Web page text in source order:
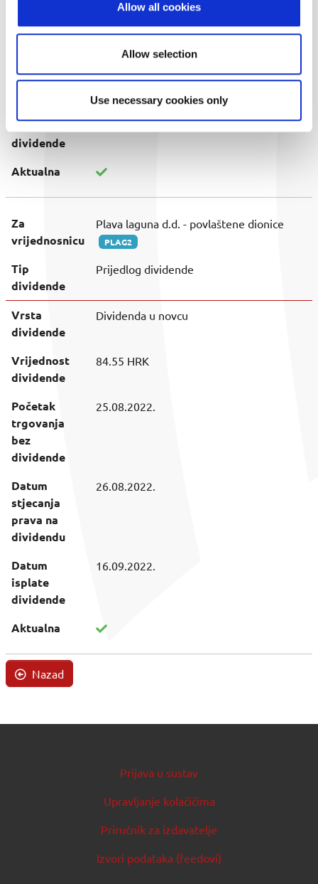
Allow all cookies
Allow selection
Use necessary cookies only
Datum
dividendu
26.08.2022.
isplate
dividende
16.09.2022.
Aktualna
Za
vrijednosnicu
Plava laguna d.d. - povlaštene dionice
PLAG2
Tip
dividende
Prijedlog dividende
Vrsta
dividende
Dividenda u novcu
Vrijednost
dividende
84.55 HRK
Početak
trgovanja
bez
dividende
25.08.2022.
Datum
stjecanja
prava na
dividendu
26.08.2022.
Datum
isplate
dividende
16.09.2022.
Aktualna
Nazad
Prijava u sustav
Upravljanje kolačićima
Priručnik za izdavatelje
Izvori podataka (feedovi)